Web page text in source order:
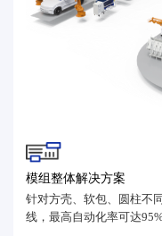
模组整体解决方案
针对方壳、软包、圆柱不
线，最高自动化率可达